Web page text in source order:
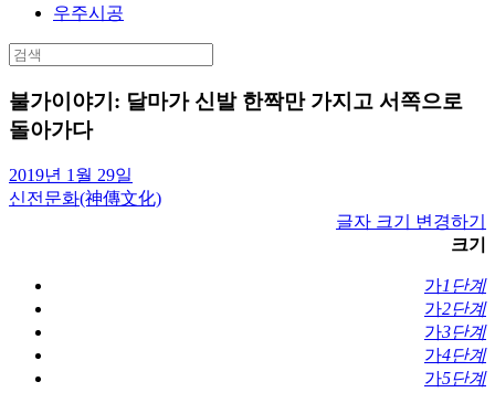
우주시공
Search
for:
불가이야기: 달마가 신발 한짝만 가지고 서쪽으로
돌아가다
2019년 1월 29일
신전문화(神傳文化)
글자 크기 변경하기
크기
가1단계
가2단계
가3단계
가4단계
가5단계